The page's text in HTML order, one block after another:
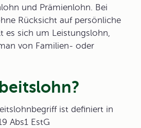
und Prämienlohn. Bei
Rücksicht auf persönliche
es sich um Leistungslohn,
von Familien- oder
ist definiert in
Abs1 EstG